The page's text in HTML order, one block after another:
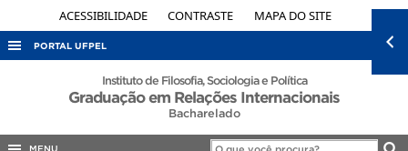
ACESSIBILIDADE CONTRASTE MAPA DO SITE
PORTAL UFPEL
ACESSO À INFORMAÇÃOInstituto de Filosofia, Sociologia e Política
Graduação em Relações Internacionais
Bacharelado
MENU